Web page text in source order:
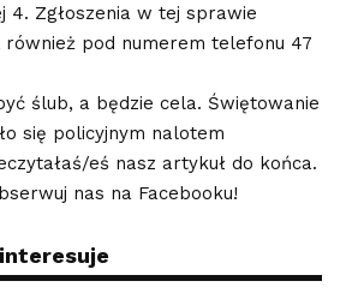
4. Zgłoszenia w tej sprawie
pod numerem telefonu 47
ślub, a będzie cela. Świętowanie
się policyjnym nalotem
eś nasz artykuł do końca.
nas na Facebooku!